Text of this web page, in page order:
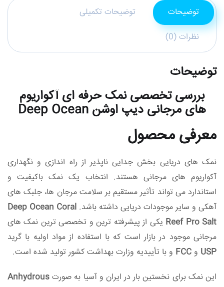
توضیحات
توضیحات تکمیلی
نظرات (0)
توضیحات
بررسی تخصصی نمک حرفه‌ ای آکواریوم‌
های مرجانی دیپ اوشن Deep Ocean
معرفی محصول
نمک‌ های دریایی بخش جدایی‌ ناپذیر از راه‌ اندازی و نگهداری
آکواریوم‌ های مرجانی هستند. انتخاب یک نمک باکیفیت و
استاندارد می‌ تواند تأثیر مستقیم بر سلامت مرجان‌ ها، جلبک‌ های
آهکی و سایر موجودات دریایی داشته باشد. Deep Ocean Coral
Reef Pro Salt یکی از پیشرفته‌ ترین و تخصصی‌ ترین نمک‌ های
مرجانی موجود در بازار است که با استفاده از مواد اولیه با گرید
USP و FCC و با تأییدیه وزارت بهداشت کشور تولید شده است.
این نمک برای نخستین بار در ایران و آسیا به‌ صورت Anhydrous